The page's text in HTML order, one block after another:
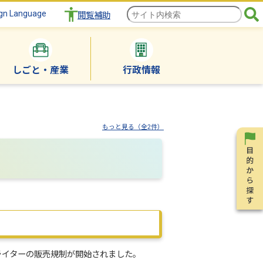
Language 閲覧補助
しごと・産業 行政情報
もっと見る（全2件）
ターの販売規制が開始されました。